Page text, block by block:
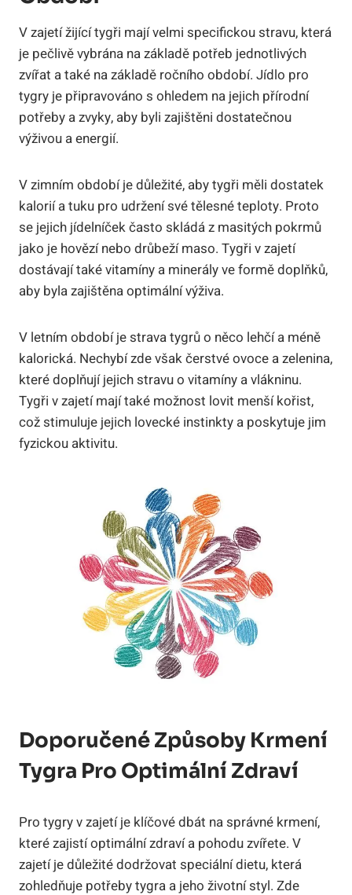
V zajetí žijící tygři mají velmi specifickou stravu, která
je pečlivě vybrána na základě potřeb jednotlivých
zvířat a také na základě ročního období. Jídlo pro
tygry je připravováno s ohledem na jejich přírodní
potřeby a zvyky, aby byli zajištěni dostatečnou
výživou a energií.
V zimním období je důležité, aby tygři měli dostatek
kalorií a tuku pro udržení své tělesné teploty. Proto
se jejich jídelníček často skládá z masitých pokrmů
jako je hovězí nebo drůbeží maso. Tygři v zajetí
dostávají také vitamíny a minerály ve formě doplňků,
aby byla zajištěna optimální výživa.
V letním období je strava tygrů o něco lehčí a méně
kalorická. Nechybí zde však čerstvé ovoce a zelenina,
které doplňují jejich stravu o vitamíny a vlákninu.
Tygři v zajetí mají také možnost lovit menší kořist,
což stimuluje jejich lovecké instinkty a poskytuje jim
fyzickou aktivitu.
Doporučené Způsoby Krmení
Tygra Pro Optimální Zdraví
Pro tygry v zajetí je klíčové dbát na správné krmení,
které zajistí optimální zdraví a pohodu zvířete. V
zajetí je důležité dodržovat speciální dietu, která
zohledňuje potřeby tygra a jeho životní styl. Zde